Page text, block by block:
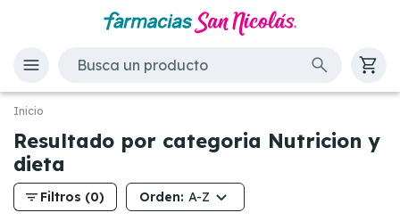
Inicio
Resultado por categoria Nutricion y
dieta
filter_list Filtros (0) Orden: A-Z